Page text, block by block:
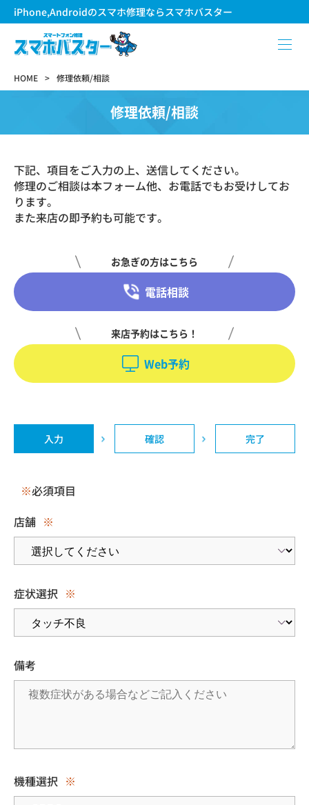
iPhone,Androidのスマホ修理ならスマホバスター
HOME 修理依頼/相談
修理依頼/相談
下記、項目をご入力の上、送信してください。
修理のご相談は本フォーム他、お電話でもお受けしてお
ります。
また来店の即予約も可能です。
お急ぎの方はこちら
電話相談
来店予約はこちら！
Web予約
入力 確認 完了
※必須項目
店舗 ※
症状選択 ※
備考
機種選択 ※